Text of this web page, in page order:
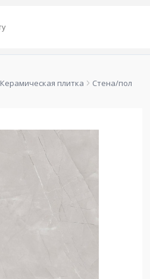
Керамическая плитка Стена/пол